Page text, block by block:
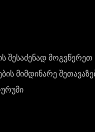
შესაძენად მოგვწერეთ
მიმდინარე